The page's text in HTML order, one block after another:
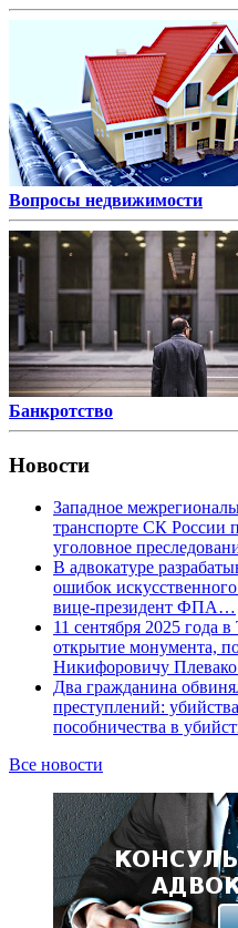
Вопросы недвижимости
Банкротство
Новости
Западное
транспорте СК России
уголовное
В адвокатуре
ошибок
вице-президент ФПА…
11 сентября 2025 года
открытие монумента,
Никифоровичу
Два гражданина
преступлений:
пособничества в
Все новости